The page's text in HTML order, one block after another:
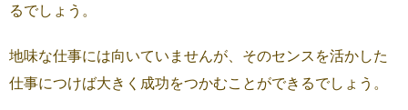
るでしょう。
地味な仕事には向いていませんが、そのセンスを活かした
仕事につけば大きく成功をつかむことができるでしょう。